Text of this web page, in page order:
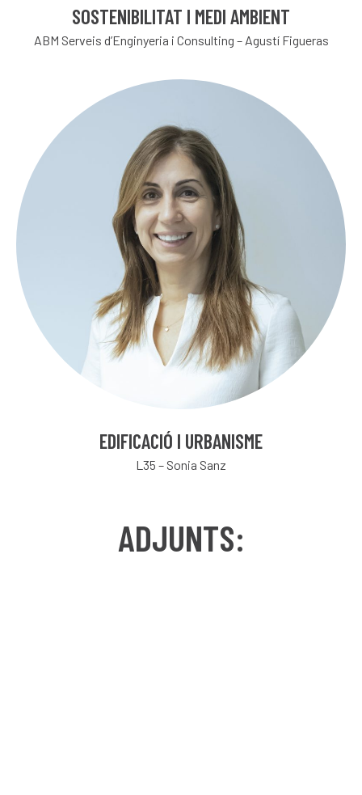
SOSTENIBILITAT I MEDI AMBIENT
ABM Serveis d’Enginyeria i Consulting – Agustí Figueras
EDIFICACIÓ I URBANISME
L35 – Sonia Sanz
ADJUNTS: